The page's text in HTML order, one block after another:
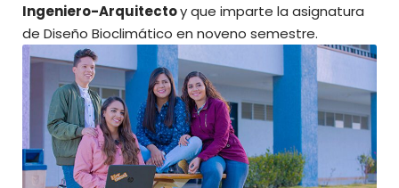
Ingeniero-Arquitectoy que imparte la asignatura
de Diseño Bioclimático en noveno semestre.